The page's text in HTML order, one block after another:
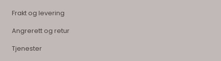
Frakt og levering
Angrerett og retur
Tjenester